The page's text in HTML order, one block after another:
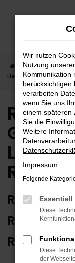
Zum
Startseite Rottweil
Lieferservice nach
Renault
RENAULT
RUNDUM
ROTTWEIL
Wir nutzen
Nutzung
Kommunikation
berücksichtigen
verarbeiten
wenn Sie uns
einem späteren
Sie die
Weitere
Impressum
Folgende
Essentiell
Diese
Funktional
Diese
der